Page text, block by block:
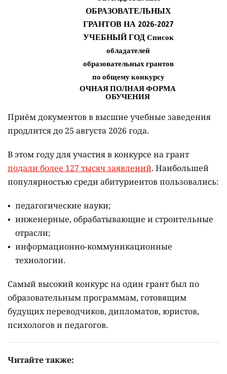
Приём документов в высшие учебные заведения
продлится до 25 августа 2026 года.
В этом году для участия в конкурсе на грант
подали более 127 тысяч заявлений. Наибольшей
популярностью среди абитуриентов пользовались:
педагогические науки;
инженерные, обрабатывающие и строительные
отрасли;
информационно-коммуникационные
технологии.
Самый высокий конкурс на один грант был по
образовательным программам, готовящим
будущих переводчиков, дипломатов, юристов,
психологов и педагогов.
Читайте также: